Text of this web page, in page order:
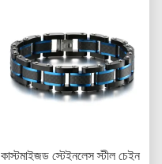
কাস্টমাইজড স্টেইনলেস স্টীল চেইন